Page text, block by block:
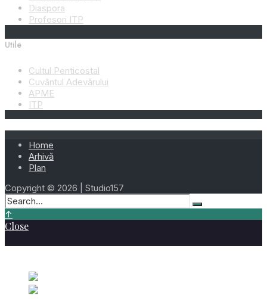
Diaspora
Profesori ITP
Utile
Cultul Penticostal
Cuvântul Adevărului
APME
ITP
Home
Arhivă
Plan
Copyright © 2026 | Studio157
↑
Close